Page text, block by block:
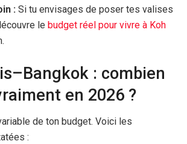
: Si tu envisages de poser tes valises
le budget réel pour vivre à Koh
: combien
en 2026 ?
de ton budget. Voici les
: